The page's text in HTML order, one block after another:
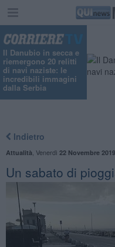
Il Danubio in secca e
riemergono 20 relitti
di navi naziste: le
incredibili immagini
dalla Serbia
Indietro
Attualità Venerdì 22 Novembre 2019
Un sabato di